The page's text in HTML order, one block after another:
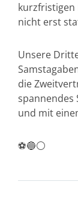
kurzfristigen
nicht erst
Unsere
die
spannendes
und mit
⚽️🔵⚪️